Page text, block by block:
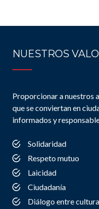
NUESTROS
Proporcionar a nuestros
que se conviertan en
informados y
Solidaridad
Respeto mutuo
Laicidad
Ciudadanía
Diálogo entre